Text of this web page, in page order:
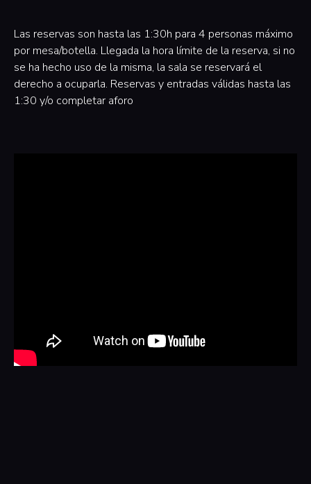
Las reservas son hasta las 1:30h para 4 personas máximo
por mesa/botella. Llegada la hora límite de la reserva, si no
se ha hecho uso de la misma, la sala se reservará el
derecho a ocuparla. Reservas y entradas válidas hasta las
1:30 y/o completar aforo